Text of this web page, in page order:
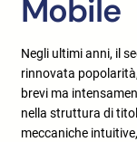
Mobile
Negli ultimi anni, il
rinnovata
brevi ma
nella struttura di
meccaniche